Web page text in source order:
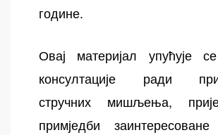
године.
Овај материјал упућује
консултације ради
стручних мишљења,
примједби заинтересоване